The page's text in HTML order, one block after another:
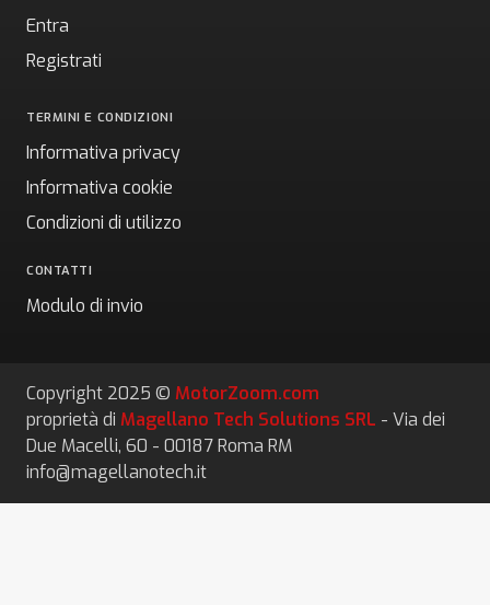
Entra
Registrati
TERMINI E CONDIZIONI
Informativa privacy
Informativa cookie
Condizioni di utilizzo
CONTATTI
Modulo di invio
Copyright 2025 © MotorZoom.com
proprietà di Magellano Tech Solutions SRL - Via dei
Due Macelli, 60 - 00187 Roma RM
info@magellanotech.it